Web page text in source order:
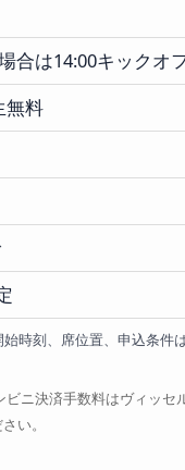
合は14:00キックオ
無料
刻、席位置、申込条件
ニ決済手数料はヴィッ
い。